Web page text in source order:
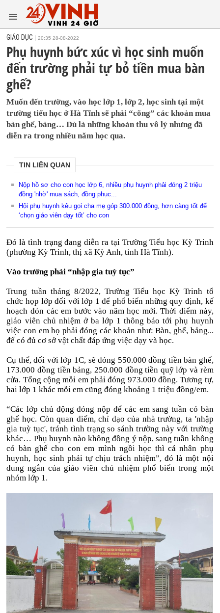
GIÁO DỤC 20:35 28-08-2022
Phụ huynh bức xúc vì học sinh muốn
đến trường phải tự bỏ tiền mua bàn
ghế?
Muốn đến trường, vào học lớp 1, lớp 2, học sinh tại một
trường tiểu học ở Hà Tĩnh sẽ phải “cõng” các khoản mua
bàn ghế, bảng… Dù là những khoản thu vô lý nhưng đã
diễn ra trong nhiều năm học qua.
TIN LIÊN QUAN
Nộp hồ sơ cho con học lớp 6, nhiều phụ huynh phải đóng 2 triệu
đồng 'nhờ' mua sách, đồng phục...
Hội phụ huynh kêu gọi cha mẹ góp 300.000 đồng, hơn càng tốt để
‘chọn giáo viên dạy tốt’ cho con
Đó là tình trạng đang diễn ra tại Trường Tiểu học Kỳ Trinh
(phường Kỳ Trinh, thị xã Kỳ Anh, tỉnh Hà Tĩnh).
Vào trường phải “nhập gia tuỳ tục”
Trung tuần tháng 8/2022, Trường Tiểu học Kỳ Trinh tổ
chức họp lớp đối với lớp 1 để phổ biến những quy định, kế
hoạch đón các em bước vào năm học mới. Thời điểm này,
giáo viên chủ nhiệm ở ba lớp 1 thông báo tới phụ huynh
việc con em họ phải đóng các khoản như: Bàn, ghế, bảng...
để có đủ cơ sở vật chất đáp ứng việc dạy và học.
Cụ thể, đối với lớp 1C, sẽ đóng 550.000 đồng tiền bàn ghế,
173.000 đồng tiền bảng, 250.000 đồng tiền quỹ lớp và rèm
cửa. Tổng cộng mỗi em phải đóng 973.000 đồng. Tương tự,
hai lớp 1 khác mỗi em cũng đóng khoảng 1 triệu đồng/em.
“Các lớp chủ động đóng nộp để các em sang tuần có bàn
ghế học. Còn quan điểm, chỉ đạo của nhà trường, ta 'nhập
gia tuỳ tục', tránh tình trạng so sánh trường này với trường
khác… Phụ huynh nào không đồng ý nộp, sang tuần không
có bàn ghế cho con em mình ngồi học thì cá nhân phụ
huynh, học sinh phải tự chịu trách nhiệm”, đó là một nội
dung ngắn của giáo viên chủ nhiệm phổ biến trong một
nhóm lớp 1.